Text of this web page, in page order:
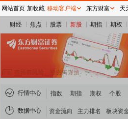
财经 焦点 股票 新股 期指 期权
行情中心 指数 期指 期权 个股
数据中心 资金流向 主力排名 板块资
网站首页 加收藏 移动客户端 东方财富 天
关